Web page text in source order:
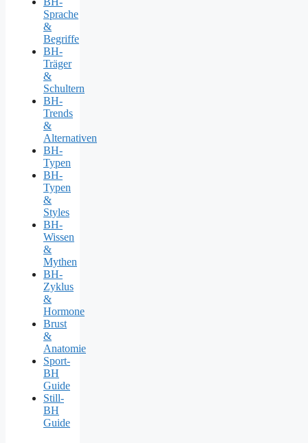
Sprache
&
Begriffe
BH-
Träger
&
Schultern
BH-
Trends
&
Alternativen
BH-
Typen
BH-
Typen
&
Styles
BH-
Wissen
&
Mythen
BH-
Zyklus
&
Hormone
Brust
&
Anatomie
Sport-
BH
Guide
Still-
BH
Guide